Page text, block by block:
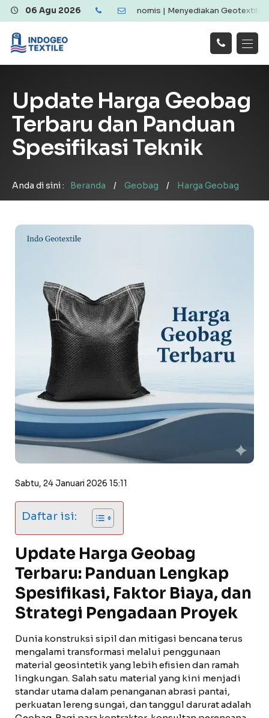
06 Agu 2026
Berkualitas dan Ekonomis | Menyediakan Geotextile Woven &
Tentang Kami
Layanan
Hubungi
!
Update Harga Geobag
Terbaru dan Panduan
Spesifikasi Teknik
Anda di sini : Beranda / Geobag / Harga Geobag
Sabtu, 24 Januari 2026 15:11
Daftar isi:
Update Harga Geobag
Terbaru: Panduan Lengkap
Spesifikasi, Faktor Biaya, dan
Strategi Pengadaan Proyek
Dunia konstruksi sipil dan mitigasi bencana terus
mengalami transformasi melalui penggunaan
material geosintetik yang lebih efisien dan ramah
lingkungan. Salah satu material yang kini menjadi
standar utama dalam penanganan abrasi pantai,
perkuatan lereng sungai, dan tanggul darurat adalah